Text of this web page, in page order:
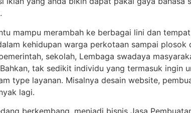
mampu merambah ke berbagai lini dan
kehidupan warga perkotaan sampai plosok
sekolah, Lembaga swadaya
tak sedikit individu yang termasuk ingin
type layanan. Misalnya desain website,
lagi.